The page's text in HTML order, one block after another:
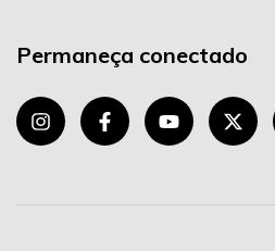
Permaneça conectado